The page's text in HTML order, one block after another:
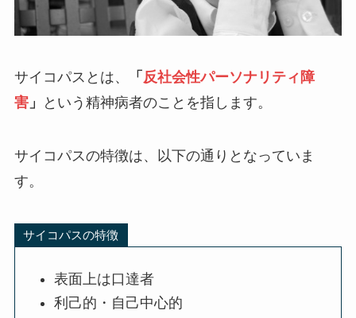
サイコパスとは、 「 反社会性パーソナリティ障
害」 という精神病者のことを指します。
サイコパスの特徴は、以下の通りとなっていま
す。
サイコパスの特徴
表面上は口達者
利己的・自己中心的